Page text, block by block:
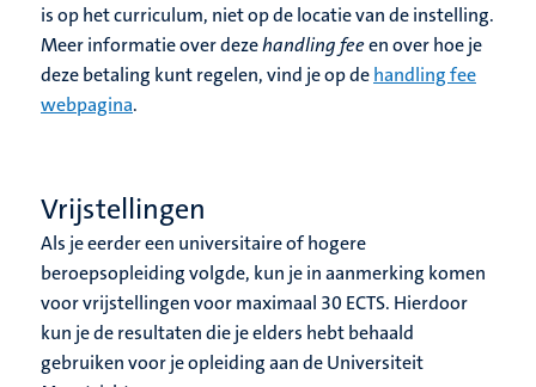
is op het curriculum, niet op de locatie van de instelling.
Meer informatie over dezehandling feeen over hoe je
deze betaling kunt regelen, vind je op dehandling fee
webpagina.
Vrijstellingen
Als je eerder een universitaire of hogere
beroepsopleiding volgde, kun je in aanmerking komen
voor vrijstellingen voor maximaal 30 ECTS. Hierdoor
kun je de resultaten die je elders hebt behaald
gebruiken voor je opleiding aan de Universiteit